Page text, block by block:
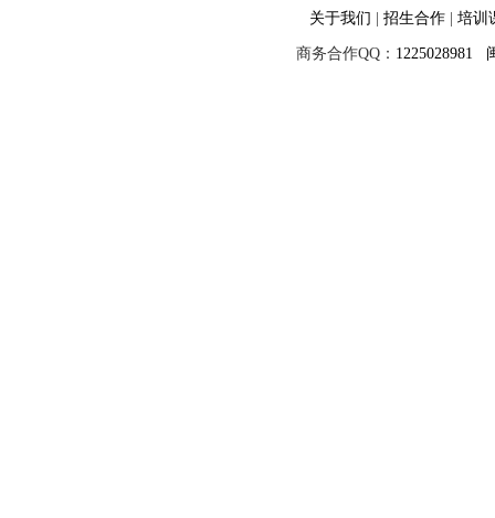
关于我们 招生合作 培训
商务合作QQ： 1225028981